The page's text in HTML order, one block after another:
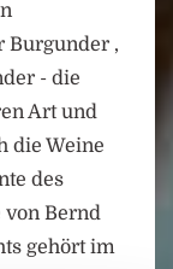
Burgunder ,
- die
Art und
die Weine
des
von Bernd
gehört im